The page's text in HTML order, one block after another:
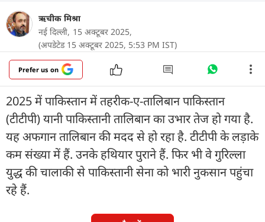
ऋचीक मिश्रा
नई दिल्ली, 15 अक्टूबर 2025,
(अपडेटेड 15 अक्टूबर 2025, 5:53 PM IST)
Prefer us on
2025 में पाकिस्तान में तहरीक-ए-तालिबान पाकिस्तान
(टीटीपी) यानी पाकिस्तानी तालिबान का उभार तेज हो गया है.
यह अफगान तालिबान की मदद से हो रहा है. टीटीपी के लड़ाके
कम संख्या में हैं. उनके हथियार पुराने हैं. फिर भी वे गुरिल्ला
युद्ध की चालाकी से पाकिस्तानी सेना को भारी नुकसान पहुंचा
रहे हैं.